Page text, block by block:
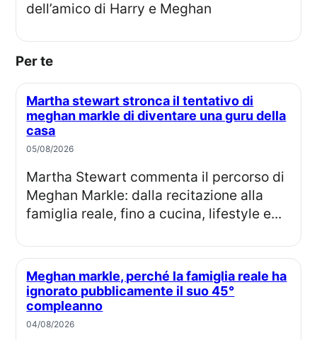
Per te
Martha stewart stronca il tentativo di
meghan markle di diventare una guru della
casa
05/08/2026
Martha Stewart commenta il percorso di
Meghan Markle: dalla recitazione alla
famiglia reale, fino a cucina, lifestyle e...
Meghan markle, perché la famiglia reale ha
ignorato pubblicamente il suo 45°
compleanno
04/08/2026